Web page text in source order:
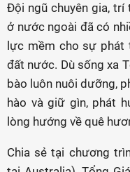
Đội ngũ chuyên gia, trí
ở nước ngoài đã có
lực mềm cho sự phát
đất nước. Dù sống xa
bào luôn nuôi dưỡng,
hào và giữ gìn, phát
lòng hướng về quê
Chia sẻ tại chương